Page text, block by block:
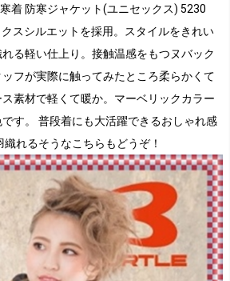
着 防寒ジャケット(ユニセックス) 5230
スシルエットを採用。スタイルをきれい
る軽い仕上り。接触温感をもつヌバック
フが実際に触ってみたところ柔らかくて
素材で軽くて暖か。マーベリックカラー
す。 普段着にも大活躍できるおしゃれ感
れるそうなこちらもどうぞ！